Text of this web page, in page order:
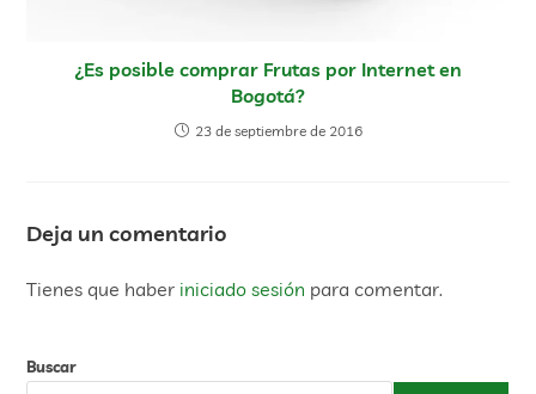
¿Es posible comprar Frutas por Internet en
Bogotá?
23 de septiembre de 2016
Deja un comentario
Tienes que haber iniciado sesión para comentar.
Buscar